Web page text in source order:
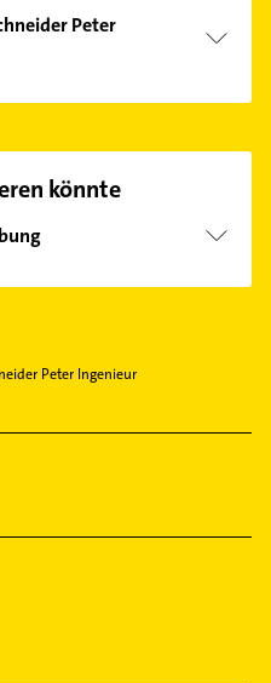
Peter
. könnte
Peter Ingenieur